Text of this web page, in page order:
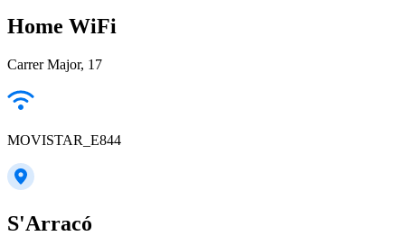
Home WiFi
Carrer Major, 17
MOVISTAR_E844
S'Arracó